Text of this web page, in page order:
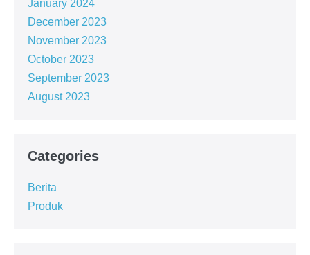
January 2024
December 2023
November 2023
October 2023
September 2023
August 2023
Categories
Berita
Produk